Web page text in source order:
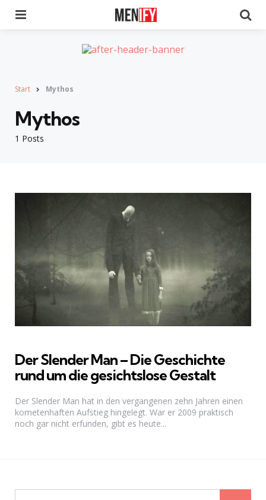
Start Mythos
1 Posts
Mythos
Der Slender Man – Die Geschichte
rund um die gesichtslose Gestalt
Der Slender Man hat in den vergangenen zehn Jahren einen
kometenhaften Aufstieg hingelegt. War er 2009 praktisch
noch gar nicht erfunden, gibt es heute...